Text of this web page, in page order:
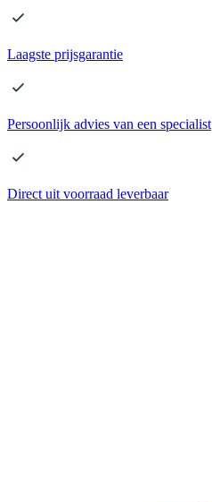
Laagste prijsgarantie
Persoonlijk advies van een specialist
Direct uit voorraad leverbaar